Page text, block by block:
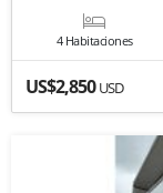
4 Habitaciones
US$2,850USD